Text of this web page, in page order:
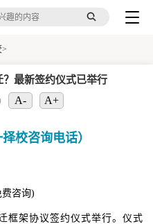
>
最新签约仪式已举行
A- A+
校咨询电话）
咨询)
框架协议签约仪式举行。仪式